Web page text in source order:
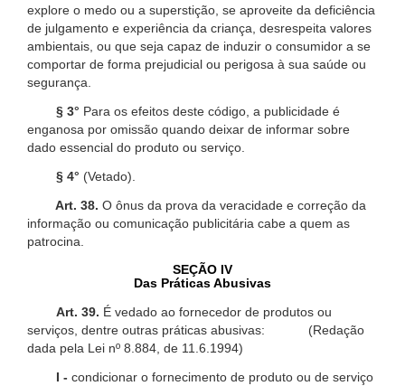
explore o medo ou a superstição, se aproveite da deficiência
de julgamento e experiência da criança, desrespeita valores
ambientais, ou que seja capaz de induzir o consumidor a se
comportar de forma prejudicial ou perigosa à sua saúde ou
segurança.
§ 3° Para os efeitos deste código, a publicidade é
enganosa por omissão quando deixar de informar sobre
dado essencial do produto ou serviço.
§ 4° (Vetado).
Art. 38. O ônus da prova da veracidade e correção da
informação ou comunicação publicitária cabe a quem as
patrocina.
SEÇÃO IV
Das Práticas Abusivas
Art. 39. É vedado ao fornecedor de produtos ou
serviços, dentre outras práticas abusivas: (Redação
dada pela Lei nº 8.884, de 11.6.1994)
I - condicionar o fornecimento de produto ou de serviço